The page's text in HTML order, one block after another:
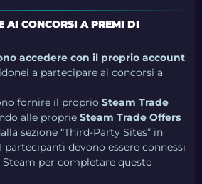
AI CONCORSI A PREMI DI
accedere con il proprio account
a partecipare ai concorsi a
fornire il proprio Steam Trade
alle proprie Steam Trade Offers
sezione “Third-Party Sites” in
partecipanti devono essere connessi
per completare questo